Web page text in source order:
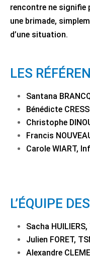
rencontre ne signifie
une brimade,
d’une situation.
LES
Santana
Bénédicte
Christophe
Francis
Carole WIART,
L’ÉQUIPE
Sacha HUILIERS,
Julien FORET,
Alexandre